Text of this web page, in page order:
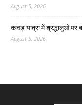
August 5, 2026
कांवड़ यात्रा में श्रद्धालुओं पर
August 5, 2026